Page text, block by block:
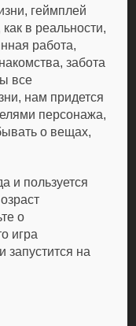
геймплей
в реальности,
работа,
забота
все
нам придется
персонажа,
о вещах,
и пользуется
о
игра
запустится на